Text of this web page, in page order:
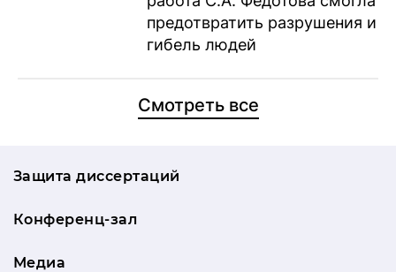
предотвратить разрушения и
гибель людей
Смотреть все
Защита диссертаций
Конференц-зал
Медиа